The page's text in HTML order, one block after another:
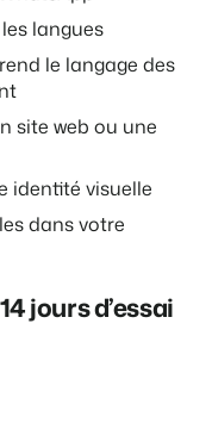
créateur de site.
locatifs.
et marketing de
transformer l'industrie
événements
compteurs connectés
nos consultants
langues
le langage des
site web ou une
identité visuelle
dans votre
jours d’essai